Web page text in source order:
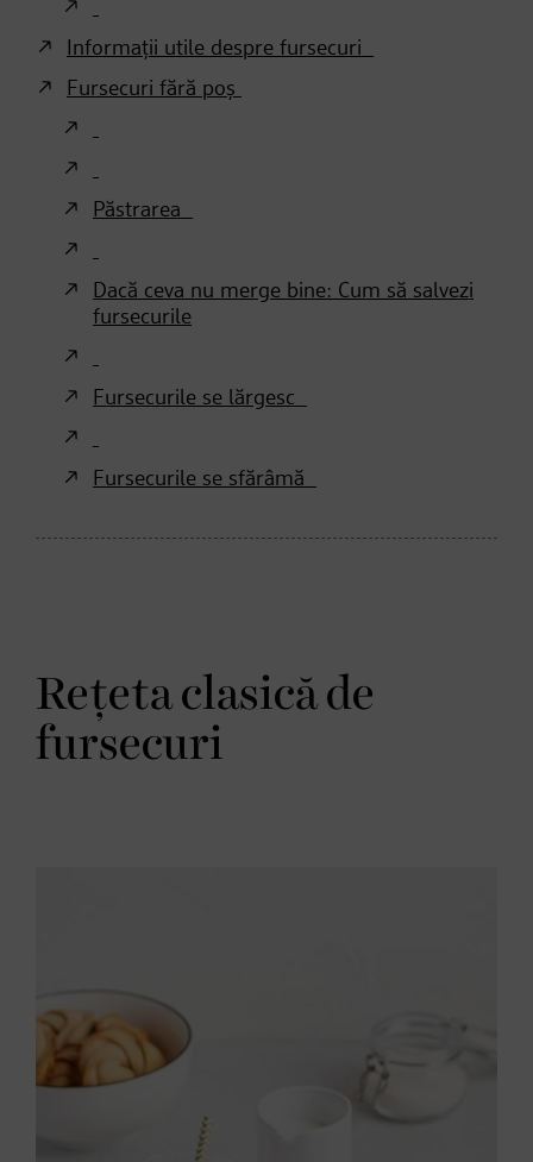
Informații utile despre fursecuri
Fursecuri fără poș
Păstrarea
Dacă ceva nu merge bine: Cum să salvezi
fursecurile
Fursecurile se lărgesc
Fursecurile se sfărâmă
Rețeta clasică de
fursecuri